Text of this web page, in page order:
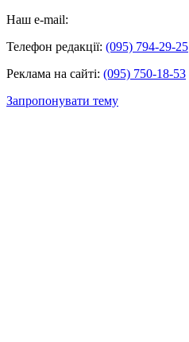
Наш e-mail:
Телефон редакції: (095) 794-29-25
Реклама на сайті: (095) 750-18-53
Запропонувати тему